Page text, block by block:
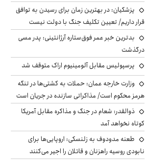
پزشکیان‌: در بهترین زمان برای رسیدن به توافق
قرار داریم/ تعیین تکلیف جنگ با دولت نیست
بدترین خبر عمر فوق‌ستاره آرژانتینی: پدر مسی
درگذشت
پرسپولیس مقابل آلومینیوم اراک متوقف شد
وزارت خارجه عمان: حملات به کشتی‌ها در تنگه
هرمز محکوم است/ مذاکراتی سازنده در جریان است
ذوالقدر: شعام در جنگ و مذاکره مقابل آمریکا
کوتاه نخواهد آمد
طعنه مدودوف به زلنسکی: اروپایی‌ها برای
نابودی روسیه راهزنان و قاتلان را اجیر می‌کنند